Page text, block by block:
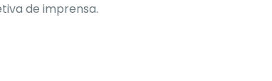
de imprensa.